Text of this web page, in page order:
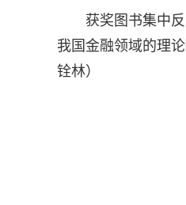
获奖图书集中
我国金融领域的理
铨林）